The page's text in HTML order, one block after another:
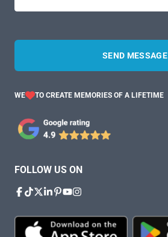
SEND MESSAGE
WE TO CREATE MEMORIES OF A LIFETIME
FOLLOW US ON